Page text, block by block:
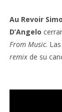
Au Revoir
D’Angelo
From Music.
remix de su